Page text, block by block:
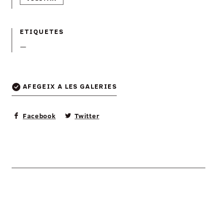
ETIQUETES
—
AFEGEIX A LES GALERIES
Facebook Twitter